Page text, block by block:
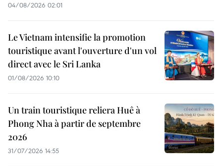
04/08/2026 02:01
Le Vietnam intensifie la promotion
touristique avant l'ouverture d'un vol
direct avec le Sri Lanka
01/08/2026 10:10
Un train touristique reliera Huê à
Phong Nha à partir de septembre
2026
31/07/2026 14:55